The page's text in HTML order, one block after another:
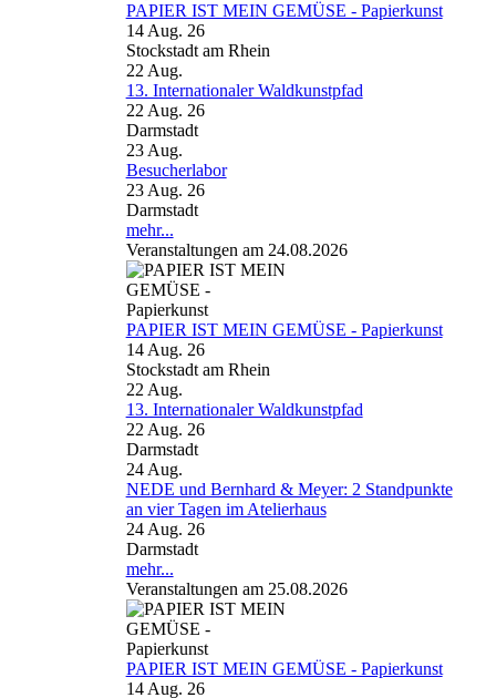
PAPIER IST MEIN GEMÜSE - Papierkunst
14 Aug. 26
Stockstadt am Rhein
22 Aug.
13. Internationaler Waldkunstpfad
22 Aug. 26
Darmstadt
23 Aug.
Besucherlabor
23 Aug. 26
Darmstadt
mehr...
Veranstaltungen am 24.08.2026
PAPIER IST MEIN GEMÜSE - Papierkunst
14 Aug. 26
Stockstadt am Rhein
22 Aug.
13. Internationaler Waldkunstpfad
22 Aug. 26
Darmstadt
24 Aug.
NEDE und Bernhard & Meyer: 2 Standpunkte
an vier Tagen im Atelierhaus
24 Aug. 26
Darmstadt
mehr...
Veranstaltungen am 25.08.2026
PAPIER IST MEIN GEMÜSE - Papierkunst
14 Aug. 26